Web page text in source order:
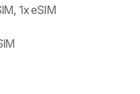
1x eSIM